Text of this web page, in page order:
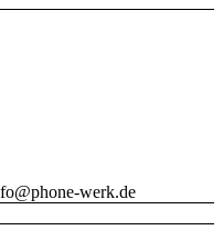
werk.de